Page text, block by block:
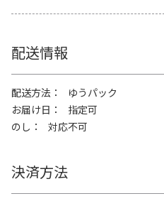
配送情報
配送方法
ゆうパック
お届け日
指定可
のし
対応不可
決済方法